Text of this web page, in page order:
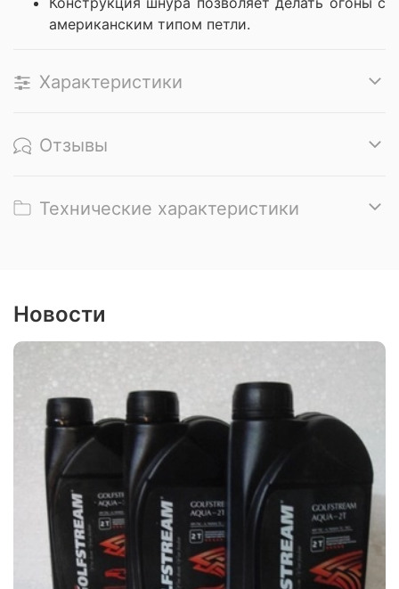
американским типом петли.
Характеристики
Отзывы
Технические характеристики
Новости